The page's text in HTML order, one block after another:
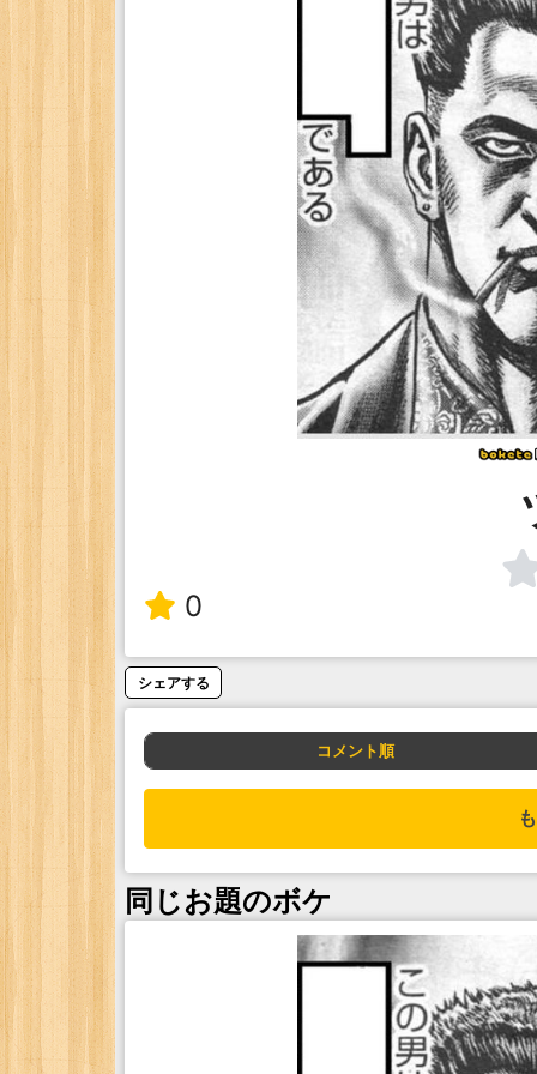
0
シェアする
コメント順
同じお題のボケ